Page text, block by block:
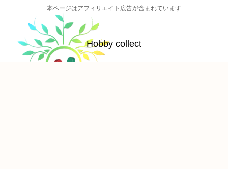
本ページはアフィリエイト広告が含まれています
Hobby collect